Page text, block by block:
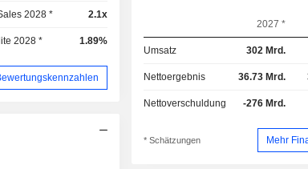
2028 * 2.1x
2028 * 1.89%
2027 *
Umsatz 302 Mrd.
Nettoergebnis 36.73 Mrd.
Nettoverschuldung -276 Mrd.
* Schätzungen Mehr